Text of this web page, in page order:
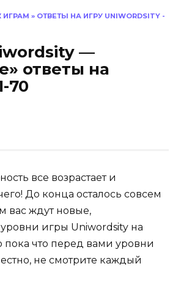
ИГРАМ » ОТВЕТЫ НА ИГРУ UNIWORDSITY -
—
ответы на
70
все возрастает и
До конца осталось совсем
вас ждут новые,
игры Uniwordsity на
пока что перед вами уровни
не смотрите каждый